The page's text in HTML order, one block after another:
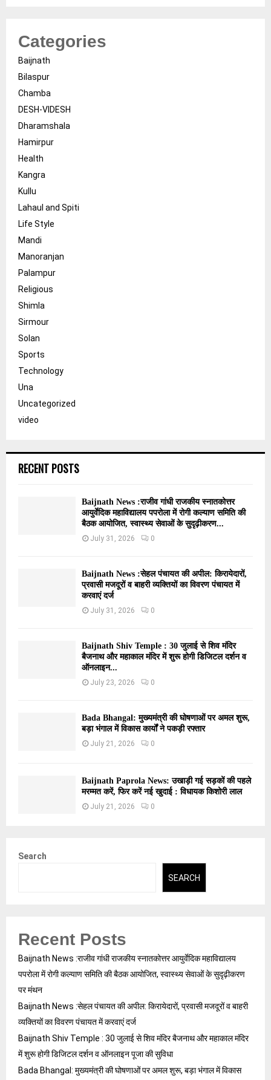
Categories
Baijnath
Bilaspur
Chamba
DESH-VIDESH
Dharamshala
Hamirpur
Health
Kangra
Kullu
Lahaul and Spiti
Life Style
Mandi
Manoranjan
Palampur
Religious
Shimla
Sirmour
Solan
Sports
Technology
Una
Uncategorized
video
RECENT POSTS
Baijnath News :राजीव गांधी राजकीय स्नातकोत्तर
आयुर्वेदिक महाविद्यालय पपरोला में रोगी कल्याण समिति की
बैठक आयोजित, स्वास्थ्य सेवाओं के सुदृढ़ीकरण...
July 31, 2026 0
Baijnath News :सेहल पंचायत की अपील: किरायेदारों,
प्रवासी मजदूरों व बाहरी व्यक्तियों का विवरण पंचायत में
करवाएं दर्ज
July 31, 2026 0
Baijnath Shiv Temple : 30 जुलाई से शिव मंदिर
बैजनाथ और महाकाल मंदिर में शुरू होगी डिजिटल दर्शन व
ऑनलाइन...
July 23, 2026 0
Bada Bhangal: मुख्यमंत्री की घोषणाओं पर अमल शुरू,
बड़ा भंगाल में विकास कार्यों ने पकड़ी रफ्तार
July 21, 2026 0
Baijnath Paprola News: उखाड़ी गई सड़कों की पहले
मरम्मत करें, फिर करें नई खुदाई : विधायक किशोरी लाल
July 21, 2026 0
Search
SEARCH
Recent Posts
Baijnath News :राजीव गांधी राजकीय स्नातकोत्तर आयुर्वेदिक महाविद्यालय
पपरोला में रोगी कल्याण समिति की बैठक आयोजित, स्वास्थ्य सेवाओं के सुदृढ़ीकरण
पर मंथन
Baijnath News :सेहल पंचायत की अपील: किरायेदारों, प्रवासी मजदूरों व बाहरी
व्यक्तियों का विवरण पंचायत में करवाएं दर्ज
Baijnath Shiv Temple : 30 जुलाई से शिव मंदिर बैजनाथ और महाकाल मंदिर
में शुरू होगी डिजिटल दर्शन व ऑनलाइन पूजा की सुविधा
Bada Bhangal: मुख्यमंत्री की घोषणाओं पर अमल शुरू, बड़ा भंगाल में विकास